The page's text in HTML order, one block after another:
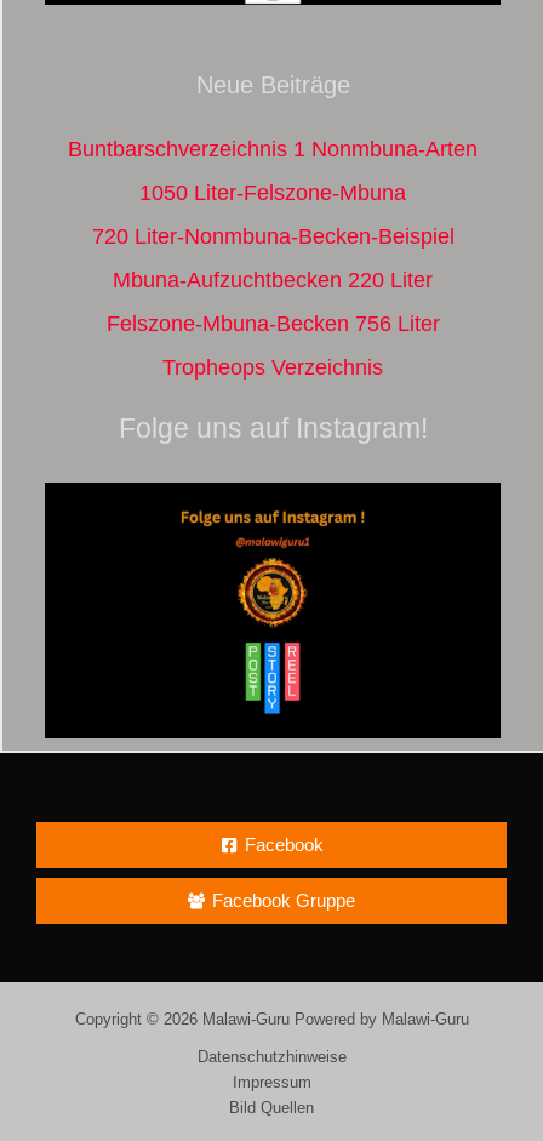
Neue Beiträge
Buntbarschverzeichnis 1 Nonmbuna-Arten
1050 Liter-Felszone-Mbuna
720 Liter-Nonmbuna-Becken-Beispiel
Mbuna-Aufzuchtbecken 220 Liter
Felszone-Mbuna-Becken 756 Liter
Tropheops Verzeichnis
Folge uns auf Instagram!
Facebook
Facebook Gruppe
Copyright © 2026 Malawi-Guru Powered by Malawi-Guru
Datenschutzhinweise
Impressum
Bild Quellen